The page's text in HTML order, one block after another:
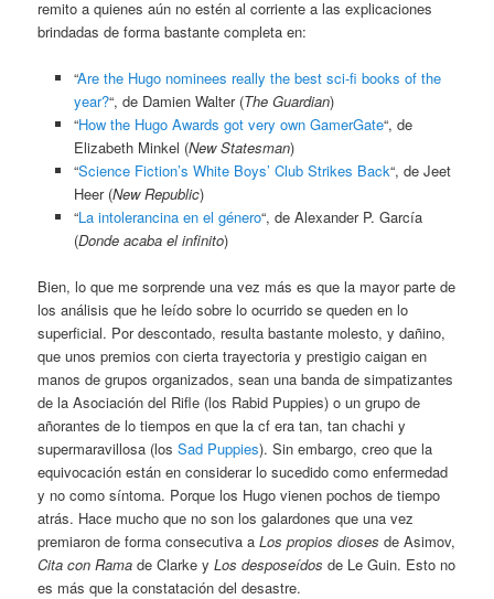
remito a quienes aún no estén al corriente a las explicaciones
brindadas de forma bastante completa en:
“Are the Hugo nominees really the best sci-fi books of the
year?“, de Damien Walter (The Guardian)
“How the Hugo Awards got very own GamerGate“, de
Elizabeth Minkel (New Statesman)
“Science Fiction’s White Boys’ Club Strikes Back“, de Jeet
Heer (New Republic)
“La intolerancina en el género“, de Alexander P. García
(Donde acaba el infinito)
Bien, lo que me sorprende una vez más es que la mayor parte de
los análisis que he leído sobre lo ocurrido se queden en lo
superficial. Por descontado, resulta bastante molesto, y dañino,
que unos premios con cierta trayectoria y prestigio caigan en
manos de grupos organizados, sean una banda de simpatizantes
de la Asociación del Rifle (los Rabid Puppies) o un grupo de
añorantes de lo tiempos en que la cf era tan, tan chachi y
supermaravillosa (losSad Puppies). Sin embargo, creo que la
equivocación están en considerar lo sucedido como enfermedad
y no como síntoma. Porque los Hugo vienen pochos de tiempo
atrás. Hace mucho que no son los galardones que una vez
premiaron de forma consecutiva aLos propios dioses de Asimov,
Cita con Ramade Clarke yLos desposeídos de Le Guin. Esto no
es más que la constatación del desastre.